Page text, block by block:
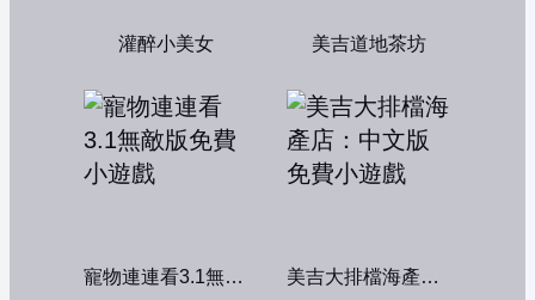
灌醉小美女 美吉道地茶坊
寵物連連看3.1無敵版 美吉大排檔海產店：中文版